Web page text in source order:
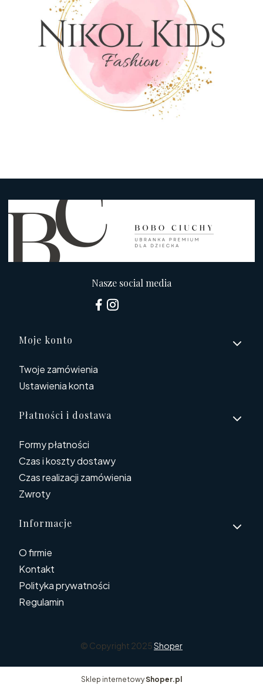
Nasze social media
Linki w stopce
Moje konto
Twoje zamówienia
Ustawienia konta
Płatności i dostawa
Formy płatności
Czas i koszty dostawy
Czas realizacji zamówienia
Zwroty
Informacje
O firmie
Kontakt
Polityka prywatności
Regulamin
© Copyright 2025Shoper
Sklep internetowyShoper.pl